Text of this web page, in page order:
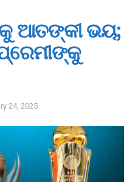
ଆତଙ୍କୀ ଭୟ;
24, 2025